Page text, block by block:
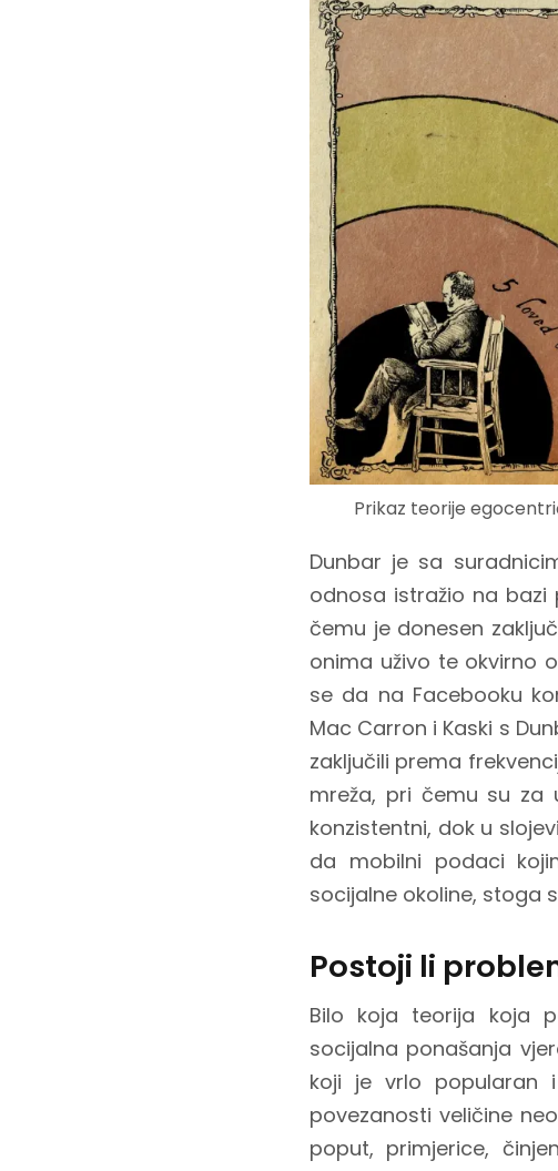
Prikaz teorije
Dunbar je sa
odnosa istražio na bazi
čemu je donesen
onima uživo te okvirno
se da na Facebooku
Mac Carron i Kaski s
zaključili prema
mreža, pri čemu su za
konzistentni, dok u
da mobilni podaci
socijalne okoline, stoga
Postoji li
Bilo koja teorija koja
socijalna ponašanja
koji je vrlo popularan
povezanosti veličine
poput, primjerice,